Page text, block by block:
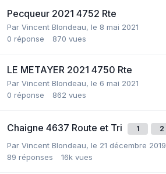
Pecqueur 2021 4752 Rte
Par Vincent Blondeau, le 8 mai 2021
0 réponse 870 vues
LE METAYER 2021 4750 Rte
Par Vincent Blondeau, le 6 mai 2021
0 réponse 862 vues
Chaigne 4637 Route et Tri 1 2
Par Vincent Blondeau, le 21 décembre 2019
89 réponses 16k vues